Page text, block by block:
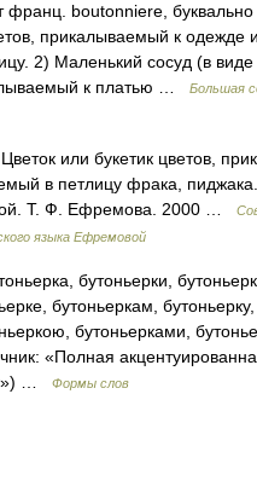
boutonniere, буквально
прикалываемый к одежде
2) Маленький сосуд (в
к платью …
Большая
или букетик цветов,
в петлицу фрака,
Т. Ф. Ефремова. 2000 …
языка Ефремовой
бутоньерки,
бутоньеркам, бутоньерку,
бутоньерками,
«Полная
…
Формы слов